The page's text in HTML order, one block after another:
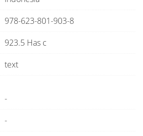
978-623-801-903-8
923.5 Has c
text
-
-